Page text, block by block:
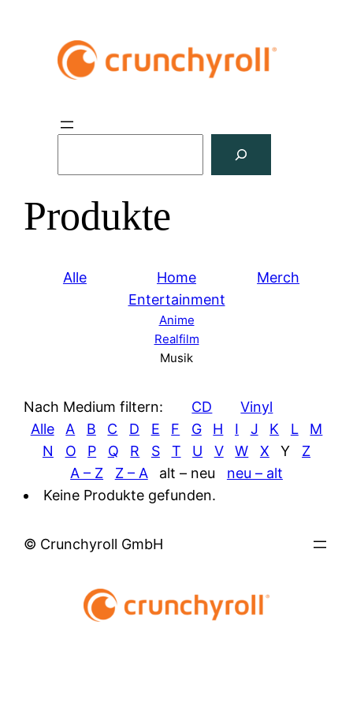
h
e
Produkte
Alle
Home
Entertainment
Anime
Realfilm
Musik
Merch
Nach Medium filtern: CD
Vinyl
Alle
A B C D E F G H I J K L
M
N
O P Q R S T U V W X Y
Z
A – Z
Z – A alt – neu
neu – alt
Keine Produkte gefunden.
© Crunchyroll GmbH